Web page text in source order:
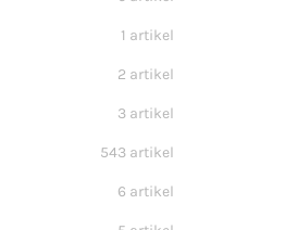
1 artikel
2 artikel
3 artikel
543 artikel
6 artikel